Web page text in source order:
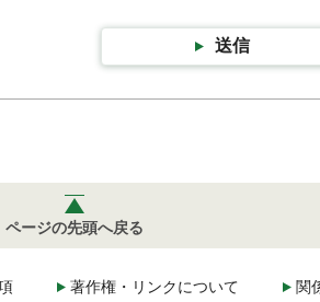
送信
ページの先頭へ戻る
著作権・リンクについて 関